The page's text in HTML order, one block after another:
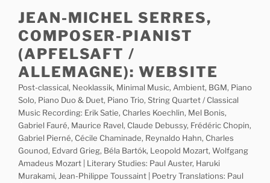
content
JEAN-MICHEL SERRES,
COMPOSER-PIANIST
(APFELSAFT /
ALLEMAGNE): WEBSITE
Post-classical, Neoklassik, Minimal Music, Ambient, BGM, Piano
Solo, Piano Duo & Duet, Piano Trio, String Quartet / Classical
Music Recording: Erik Satie, Charles Koechlin, Mel Bonis,
Gabriel Fauré, Maurice Ravel, Claude Debussy, Frédéric Chopin,
Gabriel Pierné, Cécile Chaminade, Reynaldo Hahn, Charles
Gounod, Edvard Grieg, Béla Bartók, Leopold Mozart, Wolfgang
Amadeus Mozart | Literary Studies: Paul Auster, Haruki
Murakami, Jean-Philippe Toussaint | Poetry Translations: Paul